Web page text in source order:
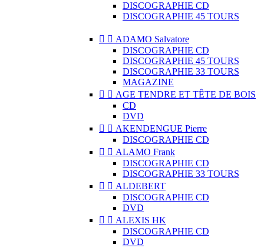
DISCOGRAPHIE CD
DISCOGRAPHIE 45 TOURS
  ADAMO Salvatore
DISCOGRAPHIE CD
DISCOGRAPHIE 45 TOURS
DISCOGRAPHIE 33 TOURS
MAGAZINE
  AGE TENDRE ET TÊTE DE BOIS
CD
DVD
  AKENDENGUE Pierre
DISCOGRAPHIE CD
  ALAMO Frank
DISCOGRAPHIE CD
DISCOGRAPHIE 33 TOURS
  ALDEBERT
DISCOGRAPHIE CD
DVD
  ALEXIS HK
DISCOGRAPHIE CD
DVD